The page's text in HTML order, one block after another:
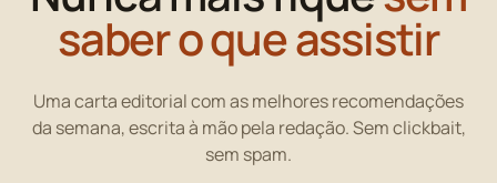
saber o que assistir
Uma carta editorial com as melhores recomendações
da semana, escrita à mão pela redação. Sem clickbait,
sem spam.